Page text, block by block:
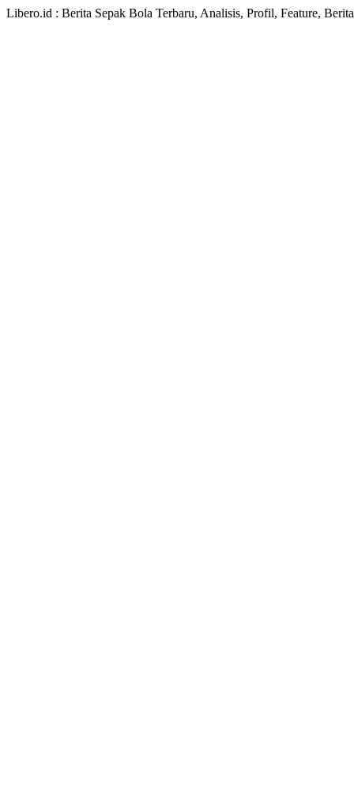
Libero.id : Berita Sepak Bola Terbaru, Analisis, Profil, Feature,